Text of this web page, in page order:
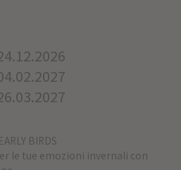
BIRDS
le tue emozioni invernali con